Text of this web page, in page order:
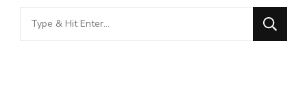
Looking
for